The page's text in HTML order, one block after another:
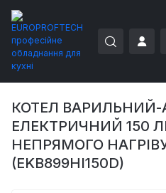
EUROPROFTECH
КОТЕЛ ВАРИЛЬНИЙ-
ЕЛЕКТРИЧНИЙ 150
НЕПРЯМОГО НАГРІВУ
(EKB899HI150D)